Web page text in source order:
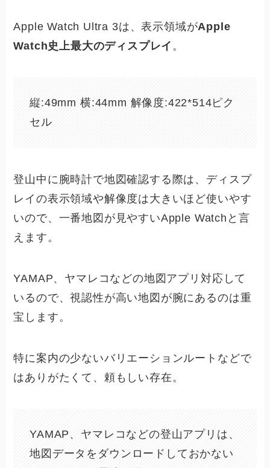
Apple Watch Ultra 3は、表示領域がApple
Watch史上最大のディスプレイ 。
縦:49mm 横:44mm 解像度:422*514ピク
セル
登山中に腕時計で地図確認する際は、ディスプ
レイの表示領域や解像度は大きいほど使いやす
いので、一番地図が見やすいApple Watchと言
えます。
YAMAP、ヤマレコなどの地図アプリ対応して
いるので、視認性が高い地図が腕にあるのは重
宝します。
特に案内の少ないバリエーションルートなどで
はありがたくて、頼もしい存在。
YAMAP、ヤマレコなどの登山アプリは、
地図データをダウンロードしておかない